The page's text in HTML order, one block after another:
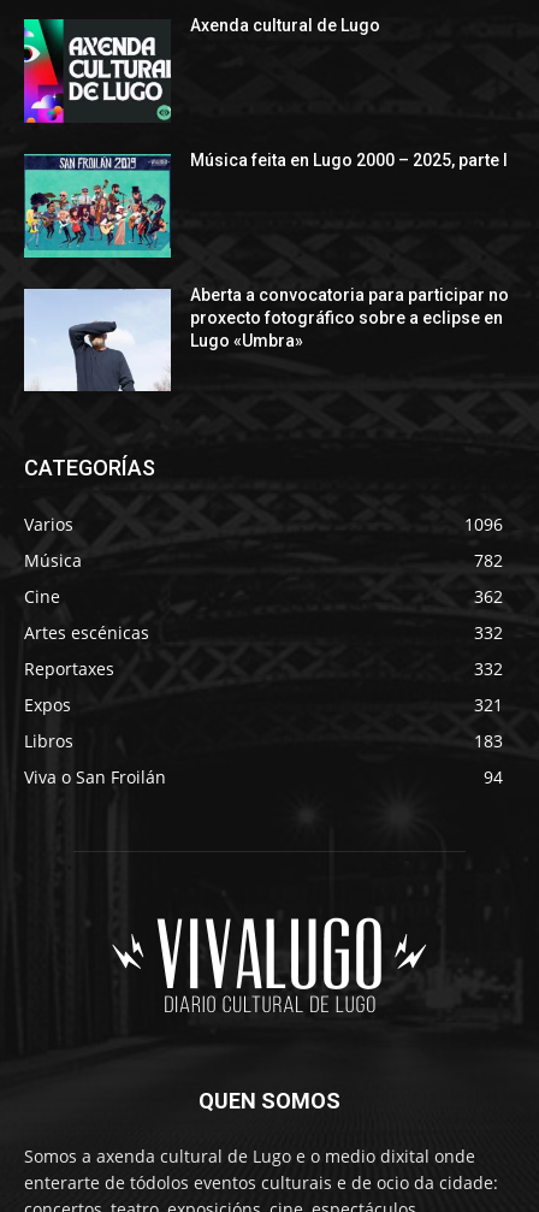
Axenda cultural de Lugo
Música feita en Lugo 2000 – 2025, parte I
Aberta a convocatoria para participar no
proxecto fotográfico sobre a eclipse en
Lugo «Umbra»
CATEGORÍAS
Varios
1096
Música
782
Cine
362
Artes escénicas
332
Reportaxes
332
Expos
321
Libros
183
Viva o San Froilán
94
QUEN SOMOS
Somos a axenda cultural de Lugo e o medio dixital onde
enterarte de tódolos eventos culturais e de ocio da cidade: